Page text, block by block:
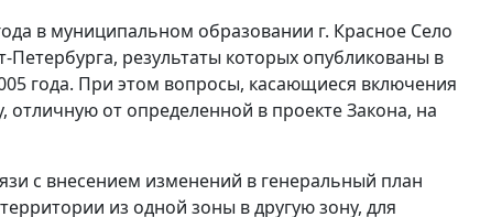
в муниципальном образовании г. Красное Село
результаты которых опубликованы в
года. При этом вопросы, касающиеся включения
от определенной в проекте Закона, на
с внесением изменений в генеральный план
из одной зоны в другую зону, для